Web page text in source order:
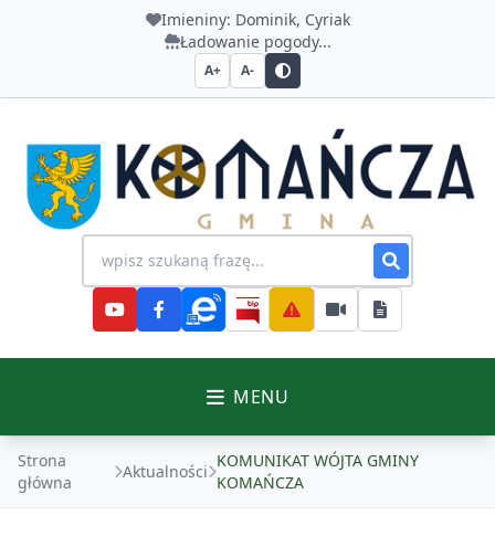
Imieniny: Dominik, Cyriak
Ładowanie pogody...
A+ A-
Urząd Gminy Komańcza
Wyszukiwanie na stronie
MENU
Strona
główna
Aktualności
KOMUNIKAT WÓJTA GMINY
KOMAŃCZA